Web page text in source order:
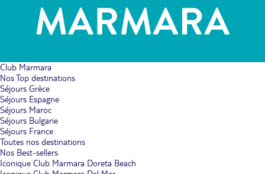
Club Marmara
Nos Top destinations
Séjours Grèce
Séjours Espagne
Séjours Maroc
Séjours Bulgarie
Séjours France
Toutes nos destinations
Nos Best-sellers
Iconique Club Marmara Doreta Beach